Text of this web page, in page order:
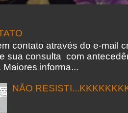
contato através do e-mail
sua consulta com
Maiores informa...
NÃO